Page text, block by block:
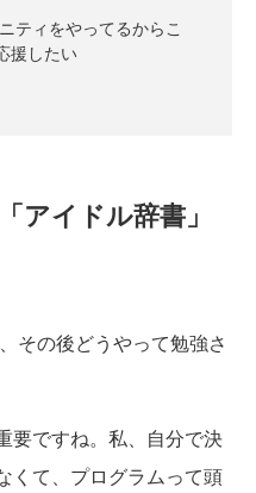
ティをやってるからこ
援したい
アイドル辞書」
その後どうやって勉強さ
要ですね。私、自分で決
くて、プログラムって頭